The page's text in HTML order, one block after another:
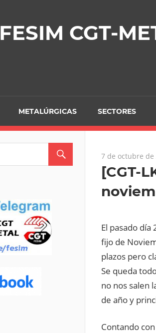
FESIM CGT-
METALÚRGICAS SECTORES
7 de octubre de
[CGT-
El pasado
fijo de
plazos pero
Se queda
no nos salen
de año y
Contando